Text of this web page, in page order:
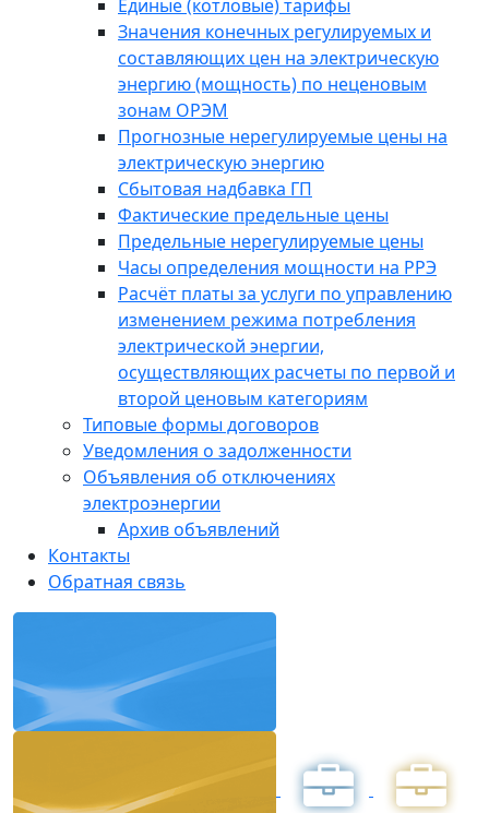
Единые (котловые) тарифы
Значения конечных регулируемых и
составляющих цен на электрическую
энергию (мощность) по неценовым
зонам ОРЭМ
Прогнозные нерегулируемые цены на
электрическую энергию
Сбытовая надбавка ГП
Фактические предельные цены
Предельные нерегулируемые цены
Часы определения мощности на РРЭ
Расчёт платы за услуги по управлению
изменением режима потребления
электрической энергии,
осуществляющих расчеты по первой и
второй ценовым категориям
Типовые формы договоров
Уведомления о задолженности
Объявления об отключениях
электроэнергии
Архив объявлений
Контакты
Обратная связь